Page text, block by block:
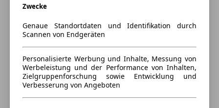
Zwecke
Genaue Standortdaten und Identifikation durch
Scannen von Endgeräten
Personalisierte Werbung und Inhalte, Messung von
Werbeleistung und der Performance von Inhalten,
Zielgruppenforschung sowie Entwicklung und
Verbesserung von Angeboten